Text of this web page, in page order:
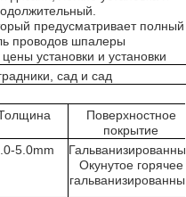
предусматривает полный
проводов шпалеры
установки и установки
сад и сад
Поверхностное
покрытие
5.0mm
Окунутое горячее